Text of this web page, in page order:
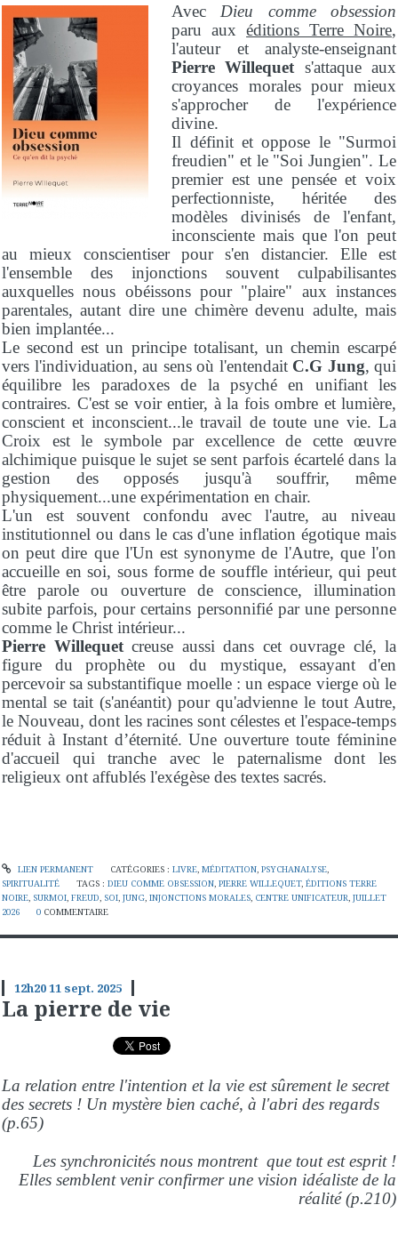
Avec Dieu comme obsession
paru auxéditions Terre Noire,
l'auteur et analyste-enseignant
Pierre Willequet s'attaque aux
croyances morales pour mieux
s'approcher de l'expérience
divine.
Il définit et oppose le "Surmoi
freudien" et le "Soi Jungien". Le
premier est une pensée et voix
perfectionniste, héritée des
modèles divinisés de l'enfant,
inconsciente mais que l'on peut
au mieux conscientiser pour s'en distancier. Elle est
l'ensemble des injonctions souvent culpabilisantes
auxquelles nous obéissons pour "plaire" aux instances
parentales, autant dire une chimère devenu adulte, mais
bien implantée...
Le second est un principe totalisant, un chemin escarpé
vers l'individuation, au sens où l'entendait C.G Jung, qui
équilibre les paradoxes de la psyché en unifiant les
contraires. C'est se voir entier, à la fois ombre et lumière,
conscient et inconscient...le travail de toute une vie. La
Croix est le symbole par excellence de cette œuvre
alchimique puisque le sujet se sent parfois écartelé dans la
gestion des opposés jusqu'à souffrir, même
physiquement...une expérimentation en chair.
L'un est souvent confondu avec l'autre, au niveau
institutionnel ou dans le cas d'une inflation égotique mais
on peut dire que l'Un est synonyme de l'Autre, que l'on
accueille en soi, sous forme de souffle intérieur, qui peut
être parole ou ouverture de conscience, illumination
subite parfois, pour certains personnifié par une personne
comme le Christ intérieur...
Pierre Willequetcreuse aussi dans cet ouvrage clé, la
figure du prophète ou du mystique, essayant d'en
percevoir sa substantifique moelle : un espace vierge où le
mental se tait (s'anéantit) pour qu'advienne le tout Autre,
le Nouveau, dont les racines sont célestes et l'espace-temps
réduit à Instant d’éternité. Une ouverture toute féminine
d'accueil qui tranche avec le paternalisme dont les
religieux ont affublés l'exégèse des textes sacrés.
LIEN PERMANENT CATÉGORIES : LIVRE, MÉDITATION, PSYCHANALYSE,
SPIRITUALITÉ
TAGS :DIEU COMME OBSESSION,PIERRE WILLEQUET,ÉDITIONS TERRE
NOIRE, SURMOI, FREUD, SOI, JUNG, INJONCTIONS MORALES, CENTRE UNIFICATEUR, JUILLET
2026
0 COMMENTAIRE
12h2011 sept. 2025
La pierre de vie
La relation entre l'intention et la vie est sûrement le secret
des secrets ! Un mystère bien caché, à l'abri des regards
(p.65)
Les synchronicités nous montrent que tout est esprit !
Elles semblent venir confirmer une vision idéaliste de la
réalité (p.210)